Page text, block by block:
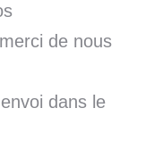
de nous
dans le